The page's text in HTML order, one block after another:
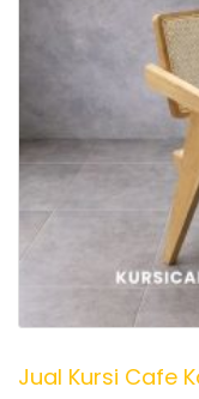
Jual Kursi Cafe